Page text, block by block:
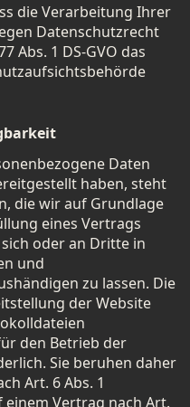
die Verarbeitung Ihrer
Datenschutzrecht
Abs. 1 DS-GVO das
Daten
haben, steht
die wir auf Grundlage
eines Vertrags
oder an Dritte in
und
zu lassen. Die
der Website
den Betrieb der
Sie beruhen daher
Art. 6 Abs. 1
einem Vertrag nach Art.